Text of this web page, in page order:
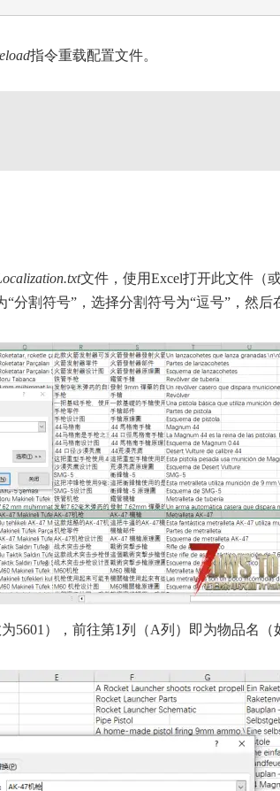
指令重载配置文件。
文件，使用Excel打开此文件（
分割符号”，选择分割符号为“逗号”，然后
5601），前往第1列（A列）即为物品名（